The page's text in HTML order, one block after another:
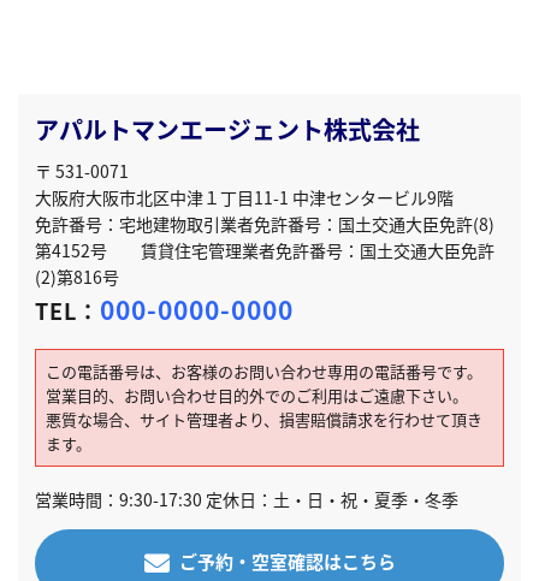
アパルトマンエージェント株式会社
〒 531-0071
大阪府大阪市北区中津１丁目11-1 中津センタービル9階
免許番号：宅地建物取引業者免許番号：国土交通大臣免許(8)
第4152号 賃貸住宅管理業者免許番号：国土交通大臣免許
(2)第816号
TEL： 000-0000-0000
この電話番号は、お客様のお問い合わせ専用の電話番号です。
営業目的、お問い合わせ目的外でのご利用はご遠慮下さい。
悪質な場合、サイト管理者より、損害賠償請求を行わせて頂き
ます。
営業時間：9:30-17:30 定休日：土・日・祝・夏季・冬季
ご予約・空室確認はこちら